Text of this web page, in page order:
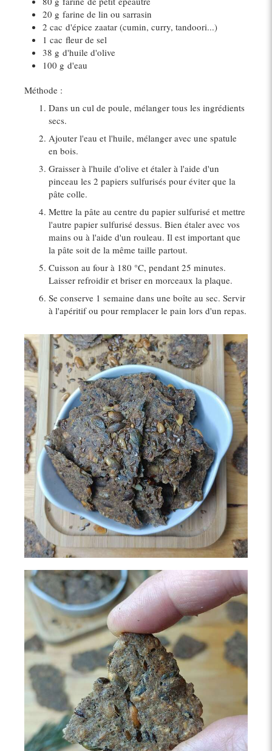
20 g farine de lin ou sarrasin
2 cac d'épice zaatar (cumin, curry, tandoori...)
1 cac fleur de sel
38 g d'huile d'olive
100 g d'eau
Méthode :
Dans un cul de poule, mélanger tous les ingrédients
secs.
Ajouter l'eau et l'huile, mélanger avec une spatule
en bois.
Graisser à l'huile d'olive et étaler à l'aide d'un
pinceau les 2 papiers sulfurisés pour éviter que la
pâte colle.
Mettre la pâte au centre du papier sulfurisé et mettre
l'autre papier sulfurisé dessus. Bien étaler avec vos
mains ou à l'aide d'un rouleau. Il est important que
la pâte soit de la même taille partout.
Cuisson au four à 180 °C, pendant 25 minutes.
Laisser refroidir et briser en morceaux la plaque.
Se conserve 1 semaine dans une boîte au sec. Servir
à l'apéritif ou pour remplacer le pain lors d'un repas.